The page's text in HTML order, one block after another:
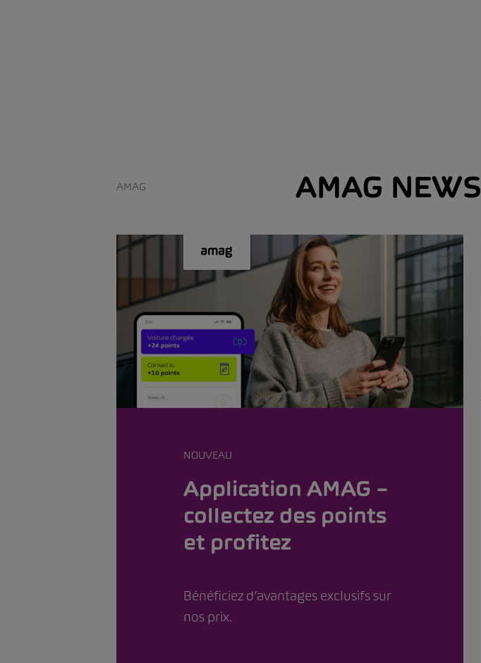
AMAG AMAG NEWS
NOUVEAU
Application AMAG –
collectez des points
et profitez
Bénéficiez d’avantages exclusifs sur
nos prix.